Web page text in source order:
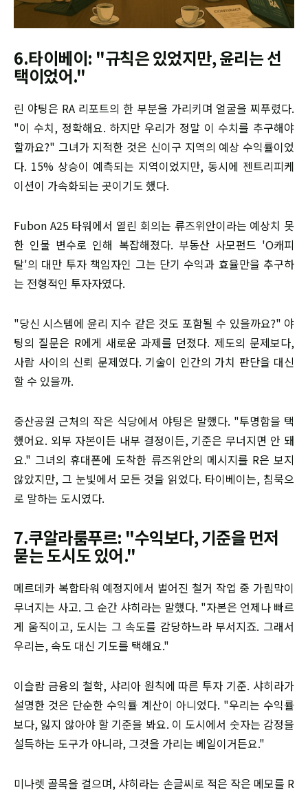
6.타이베이: "규칙은 있었지만, 윤리는 선
택이었어."
린 야팅은 RA 리포트의 한 부분을 가리키며 얼굴을 찌푸렸다.
"이 수치, 정확해요. 하지만 우리가 정말 이 수치를 추구해야
할까요?" 그녀가 지적한 것은 신이구 지역의 예상 수익률이었
다. 15% 상승이 예측되는 지역이었지만, 동시에 젠트리피케
이션이 가속화되는 곳이기도 했다.
Fubon A25 타워에서 열린 회의는 류즈위안이라는 예상치 못
한 인물 변수로 인해 복잡해졌다. 부동산 사모펀드 'O캐피
탈'의 대만 투자 책임자인 그는 단기 수익과 효율만을 추구하
는 전형적인 투자자였다.
"당신 시스템에 윤리 지수 같은 것도 포함될 수 있을까요?" 야
팅의 질문은 R에게 새로운 과제를 던졌다. 제도의 문제보다,
사람 사이의 신뢰 문제였다. 기술이 인간의 가치 판단을 대신
할 수 있을까.
중산공원 근처의 작은 식당에서 야팅은 말했다. "투명함을 택
했어요. 외부 자본이든 내부 결정이든, 기준은 무너지면 안 돼
요." 그녀의 휴대폰에 도착한 류즈위안의 메시지를 R은 보지
않았지만, 그 눈빛에서 모든 것을 읽었다. 타이베이는, 침묵으
로 말하는 도시였다.
7.쿠알라룸푸르: "수익보다, 기준을 먼저
묻는 도시도 있어."
메르데카 복합타워 예정지에서 벌어진 철거 작업 중 가림막이
무너지는 사고. 그 순간 샤히라는 말했다. "자본은 언제나 빠르
게 움직이고, 도시는 그 속도를 감당하느라 부서지죠. 그래서
우리는, 속도 대신 기도를 택해요."
이슬람 금융의 철학, 샤리아 원칙에 따른 투자 기준. 샤히라가
설명한 것은 단순한 수익률 계산이 아니었다. "우리는 수익률
보다, 잃지 않아야 할 기준을 봐요. 이 도시에서 숫자는 감정을
설득하는 도구가 아니라, 그것을 가리는 베일이거든요."
미나렛 골목을 걸으며, 샤히라는 손글씨로 적은 작은 메모를 R